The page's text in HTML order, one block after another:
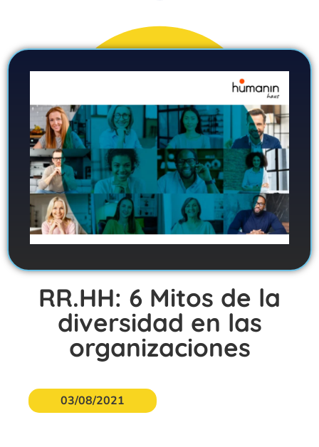
RR.HH: 6 Mitos de la
diversidad en las
organizaciones
03/08/2021